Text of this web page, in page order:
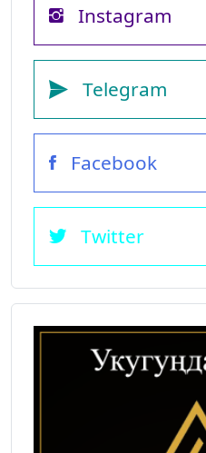
Instagram
Telegram
Facebook
Twitter